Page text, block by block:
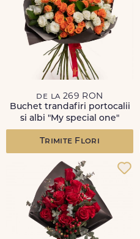
de la 269 RON
Buchet trandafiri portocalii
si albi "My special one"
Trimite Flori